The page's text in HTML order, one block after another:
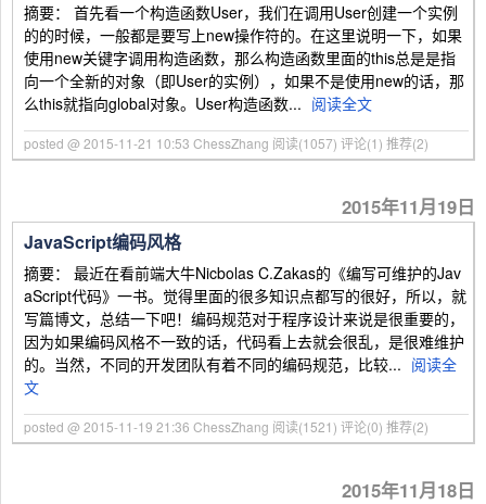
摘要： 首先看一个构造函数User，我们在调用User创建一个实例
的的时候，一般都是要写上new操作符的。在这里说明一下，如果
使用new关键字调用构造函数，那么构造函数里面的this总是是指
向一个全新的对象（即User的实例），如果不是使用new的话，那
么this就指向global对象。User构造函数... 阅读全文
posted @ 2015-11-21 10:53 ChessZhang 阅读(1057) 评论(1) 推荐(2)
2015年11月19日
JavaScript编码风格
摘要： 最近在看前端大牛Nicbolas C.Zakas的《编写可维护的Jav
aScript代码》一书。觉得里面的很多知识点都写的很好，所以，就
写篇博文，总结一下吧！编码规范对于程序设计来说是很重要的，
因为如果编码风格不一致的话，代码看上去就会很乱，是很难维护
的。当然，不同的开发团队有着不同的编码规范，比较... 阅读全
文
posted @ 2015-11-19 21:36 ChessZhang 阅读(1521) 评论(0) 推荐(2)
2015年11月18日